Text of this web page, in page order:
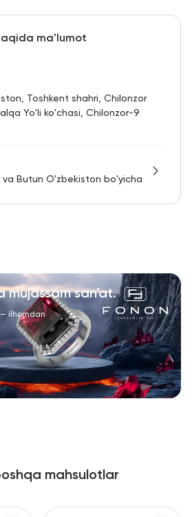
ma'lumot
Toshkent shahri, Chilonzor
Yo'li ko'chasi, Chilonzor-9
va Butun O'zbekiston bo'yicha
mujassam san’at.
— ilhomdan
mahsulotlar